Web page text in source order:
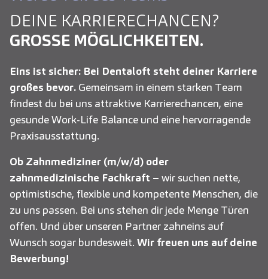
DEINE KARRIERE­CHANCEN?
GROSSE MÖGLICHKEITEN.
Eins ist sicher: Bei Dentaloft steht deiner Karriere
großes bevor. Gemeinsam in einem starken Team
findest du bei uns attraktive Karrierechancen, eine
gesunde Work-Life Balance und eine hervorragende
Praxisausstattung.
Ob Zahnmediziner (m/w/d) oder
zahnmedizinische Fachkraft – wir suchen nette,
optimistische, flexible und kompetente Menschen, die
zu uns passen. Bei uns stehen dir jede Menge Türen
offen. Und über unseren Partner zahneins auf
Wunsch sogar bundesweit. Wir freuen uns auf deine
Bewerbung!